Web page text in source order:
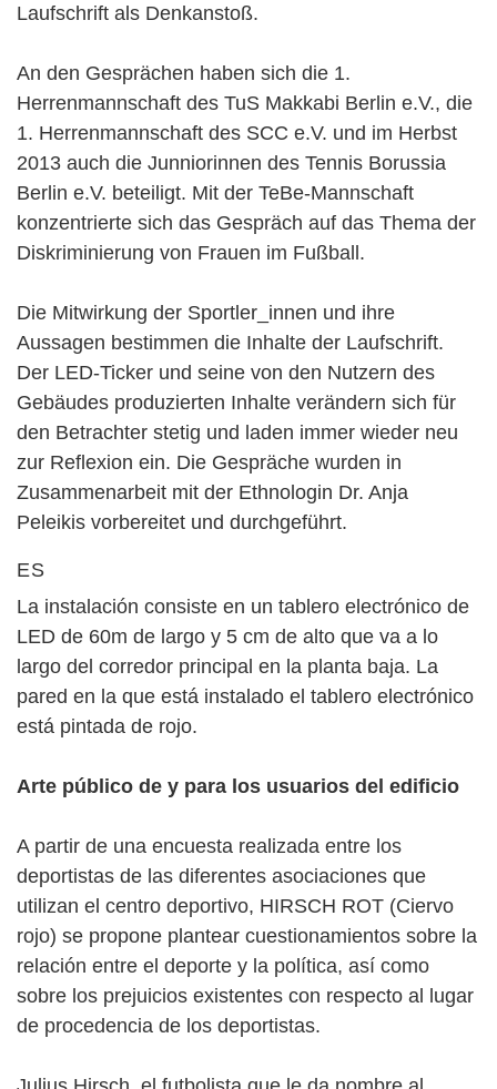
Laufschrift als Denkanstoß.
An den Gesprächen haben sich die 1.
Herrenmannschaft des TuS Makkabi Berlin e.V., die
1. Herrenmannschaft des SCC e.V. und im Herbst
2013 auch die Junniorinnen des Tennis Borussia
Berlin e.V. beteiligt. Mit der TeBe-Mannschaft
konzentrierte sich das Gespräch auf das Thema der
Diskriminierung von Frauen im Fußball.
Die Mitwirkung der Sportler_innen und ihre
Aussagen bestimmen die Inhalte der Laufschrift.
Der LED-Ticker und seine von den Nutzern des
Gebäudes produzierten Inhalte verändern sich für
den Betrachter stetig und laden immer wieder neu
zur Reflexion ein. Die Gespräche wurden in
Zusammenarbeit mit der Ethnologin Dr. Anja
Peleikis vorbereitet und durchgeführt.
ES
La instalación consiste en un tablero electrónico de
LED de 60m de largo y 5 cm de alto que va a lo
largo del corredor principal en la planta baja. La
pared en la que está instalado el tablero electrónico
está pintada de rojo.
Arte público de y para los usuarios del edificio
A partir de una encuesta realizada entre los
deportistas de las diferentes asociaciones que
utilizan el centro deportivo, HIRSCH ROT (Ciervo
rojo) se propone plantear cuestionamientos sobre la
relación entre el deporte y la política, así como
sobre los prejuicios existentes con respecto al lugar
de procedencia de los deportistas.